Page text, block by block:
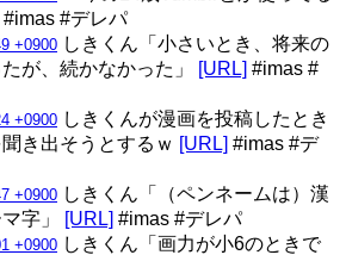
#imas #デレパ
+0900 しきくん「小さいとき、将来の
が、続かなかった」
[URL] #imas #
+0900 しきくんが漫画を投稿したとき
き出そうとするｗ [URL] #imas #デ
+0900 しきくん「（ペンネームは）漢
字」
[URL] #imas #デレパ
+0900 しきくん「画力が小6のときで